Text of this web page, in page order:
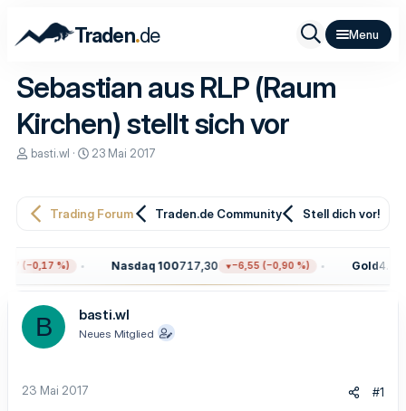
Traden.de
Sebastian aus RLP (Raum
Kirchen) stellt sich vor
E
e
r
basti.wl
E
e
l
m
23 Mai 2017
Trading Forum Traden.de Community Stell dich vor!
(−0,17 %) Nasdaq 100717,30 −6,55 (−0,90 %) Gold
B basti.wl
Neues Mitglied
23 Mai 2017 #1